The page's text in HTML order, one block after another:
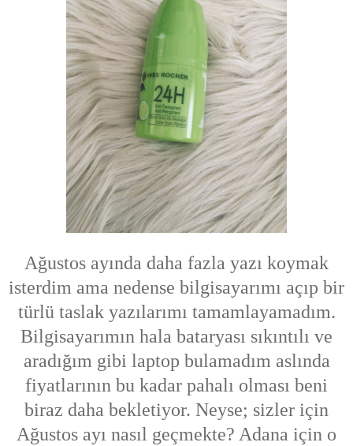
Ağustos ayında daha fazla yazı koymak
isterdim ama nedense bilgisayarımı açıp bir
türlü taslak yazılarımı tamamlayamadım.
Bilgisayarımın hala bataryası sıkıntılı ve
aradığım gibi laptop bulamadım aslında
fiyatlarının bu kadar pahalı olması beni
biraz daha bekletiyor. Neyse; sizler için
Ağustos ayı nasıl geçmekte? Adana için o